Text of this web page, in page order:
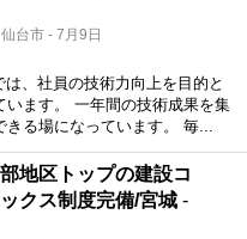
台市 - 7月9日
、社員の技術力向上を目的と
います。 一年間の技術成果を集
る場になっています。 毎...
地区トップの建設コ
クス制度完備/宮城 -